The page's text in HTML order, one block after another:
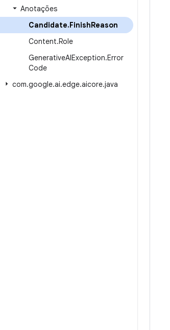
Anotações
Candidate.FinishReason
Content.Role
GenerativeAIException.Error
Code
com.google.ai.edge.aicore.java